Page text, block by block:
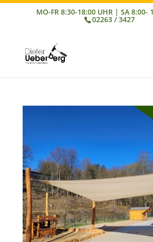
02263 / 3427